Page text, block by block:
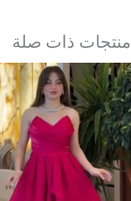
منتجات ذات صلة